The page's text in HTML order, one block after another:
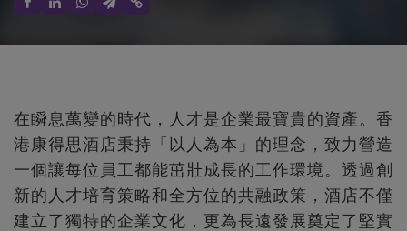
在瞬息萬變的時代，人才是企業最寶貴的資產。香
港康得思酒店秉持「以人為本」的理念，致力營造
一個讓每位員工都能茁壯成長的工作環境。透過創
新的人才培育策略和全方位的共融政策，酒店不僅
建立了獨特的企業文化，更為長遠發展奠定了堅實